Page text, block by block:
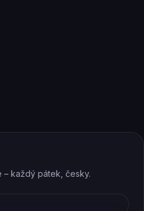
– každý pátek, česky.